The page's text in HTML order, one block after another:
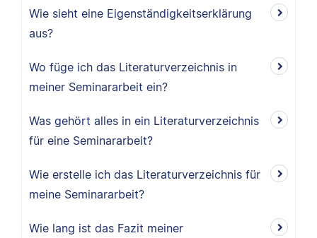
Wie sieht eine Eigenständigkeitserklärung
aus?
Wo füge ich das Literaturverzeichnis in
meiner Seminararbeit ein?
Was gehört alles in ein Literaturverzeichnis
für eine Seminararbeit?
Wie erstelle ich das Literaturverzeichnis für
meine Seminararbeit?
Wie lang ist das Fazit meiner